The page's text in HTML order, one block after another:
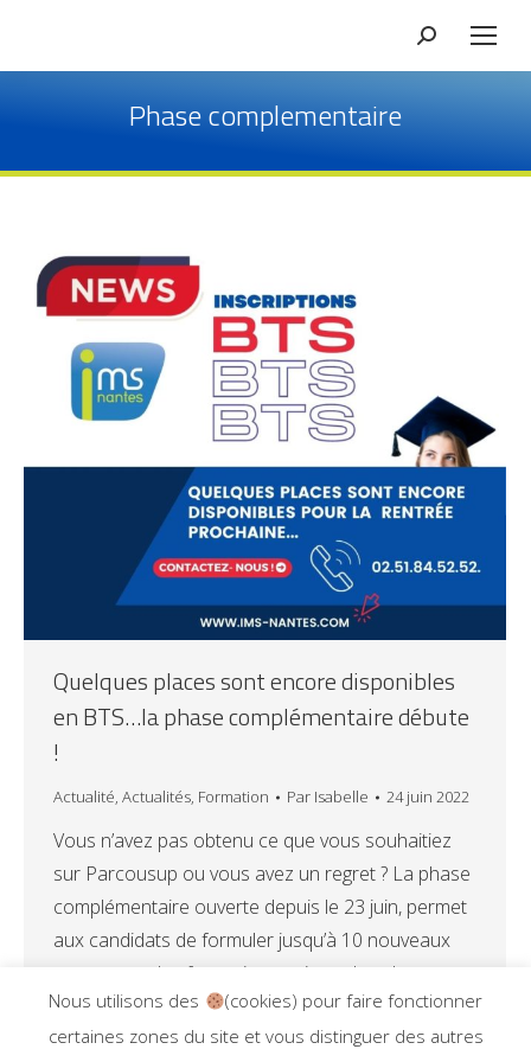
Recherche
Phase complementaire
Quelques places sont encore disponibles
en BTS…la phase complémentaire débute
!
Actualité, Actualités, Formation Par Isabelle 24 juin 2022
Vous n’avez pas obtenu ce que vous souhaitiez
sur Parcousup ou vous avez un regret ? La phase
complémentaire ouverte depuis le 23 juin, permet
aux candidats de formuler jusqu’à 10 nouveaux
vœux pour des formations qui ont des places
disponibles. C’est le cas à l’IMS, en BTS GPME,
BTS Assurance, BTS Banque, BTS SAM.…
Nous utilisons des
(cookies) pour faire fonctionner
certaines zones du site et vous distinguer des autres